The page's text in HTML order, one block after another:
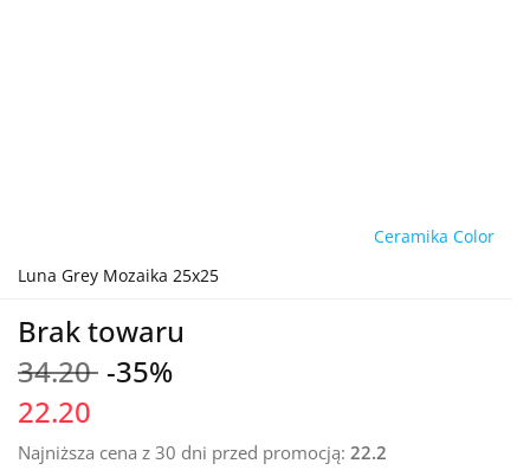
Ceramika Color
Luna Grey Mozaika 25x25
Brak towaru
34.20 -35%
22.20
Najniższa cena z 30 dni przed promocją: 22.2